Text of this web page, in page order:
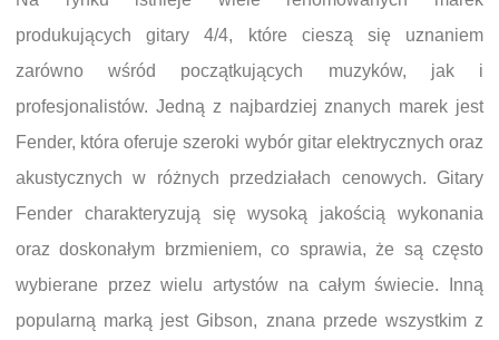
produkujących gitary 4/4, które cieszą się uznaniem
zarówno wśród początkujących muzyków, jak i
profesjonalistów. Jedną z najbardziej znanych marek jest
Fender, która oferuje szeroki wybór gitar elektrycznych oraz
akustycznych w różnych przedziałach cenowych. Gitary
Fender charakteryzują się wysoką jakością wykonania
oraz doskonałym brzmieniem, co sprawia, że są często
wybierane przez wielu artystów na całym świecie. Inną
popularną marką jest Gibson, znana przede wszystkim z